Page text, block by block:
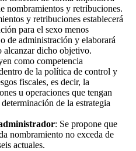
nombramientos y retribuciones.
y retribuciones establecerá
para el sexo menos
de administración y elaborará
alcanzar dicho objetivo.
como competencia
de la política de control y
fiscales, es decir, la
u operaciones que tengan
de la estrategia
: Se propone que
nombramiento no exceda de
actuales.